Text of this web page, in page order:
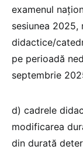
examenul
sesiunea
didactice/
pe perioadă
septembrie
d) cadrele
modificarea
din durată